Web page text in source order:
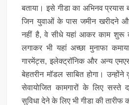
बताया। इसे गीडा का अभिनव प्रयास
जिन युवाओं के पास जमीन खरीदने
नहीं है, वे सीधे यहां आकर काम शुरू
लगाकर भी यहां अच्छा मुनाफा
गारमेंट्स, इलेक्ट्रॉनिक और अन्य
बेहतरीन मॉडल साबित होगा।
सेवायोजित कामगारों के लिए सस्ते
सुविधा देने के लिए भी गीडा की तारीफ